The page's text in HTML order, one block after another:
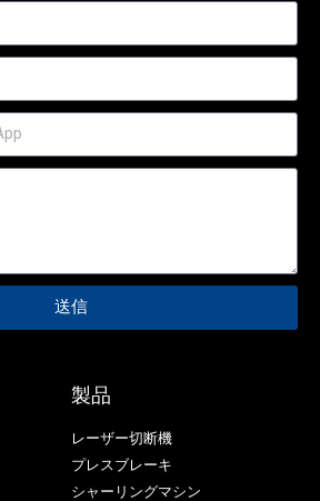
送信
製品
レーザー切断機
プレスブレーキ
シャーリングマシン